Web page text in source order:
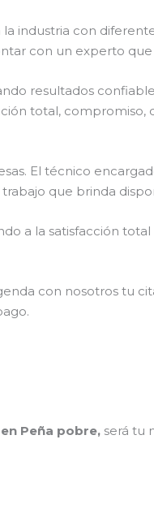
industria con
con un experto
resultados
total, compromiso,
El técnico
que brinda
a la satisfacción
con nosotros tu
Peña pobre, será tu